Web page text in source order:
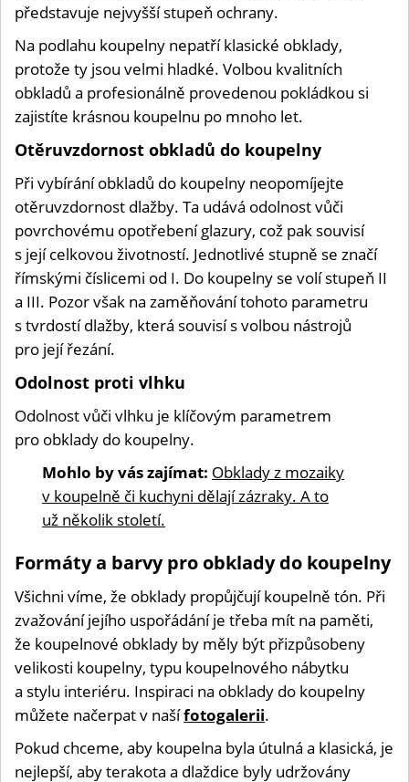
představuje nejvyšší stupeň ochrany.
Na podlahu koupelny nepatří klasické obklady,
protože ty jsou velmi hladké. Volbou kvalitních
obkladů a profesionálně provedenou pokládkou si
zajistíte krásnou koupelnu po mnoho let.
Otěruvzdornost obkladů do koupelny
Při vybírání obkladů do koupelny neopomíjejte
otěruvzdornost dlažby. Ta udává odolnost vůči
povrchovému opotřebení glazury, což pak souvisí
s její celkovou životností. Jednotlivé stupně se značí
římskými číslicemi od I. Do koupelny se volí stupeň II
a III. Pozor však na zaměňování tohoto parametru
s tvrdostí dlažby, která souvisí s volbou nástrojů
pro její řezání.
Odolnost proti vlhku
Odolnost vůči vlhku je klíčovým parametrem
pro obklady do koupelny.
Mohlo by vás zajímat: Obklady z mozaiky
v koupelně či kuchyni dělají zázraky. A to
už několik století.
Formáty a barvy pro obklady do koupelny
Všichni víme, že obklady propůjčují koupelně tón. Při
zvažování jejího uspořádání je třeba mít na paměti,
že koupelnové obklady by měly být přizpůsobeny
velikosti koupelny, typu koupelnového nábytku
a stylu interiéru. Inspiraci na obklady do koupelny
můžete načerpat v našífotogalerii.
Pokud chceme, aby koupelna byla útulná a klasická, je
nejlepší, aby terakota a dlaždice byly udržovány